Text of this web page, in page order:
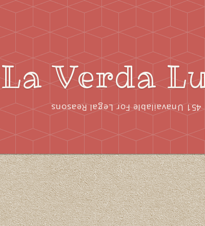
La Verda
451 Unavailable For Legal Reasons